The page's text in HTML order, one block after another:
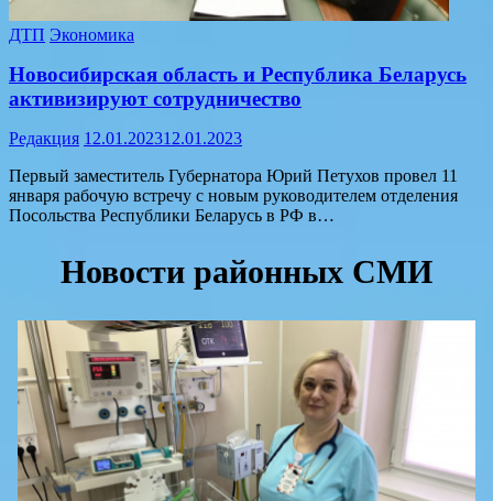
ДТП Экономика
Новосибирская область и Республика Беларусь
активизируют сотрудничество
Редакция 12.01.202312.01.2023
Первый заместитель Губернатора Юрий Петухов провел 11
января рабочую встречу с новым руководителем отделения
Посольства Республики Беларусь в РФ в…